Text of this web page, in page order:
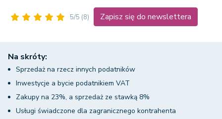
5/5 (8) Zapisz się do newslettera
Na skróty:
Sprzedaż na rzecz innych podatników
Inwestycje a bycie podatnikiem VAT
Zakupy na 23%, a sprzedaż ze stawką 8%
Usługi świadczone dla zagranicznego kontrahenta